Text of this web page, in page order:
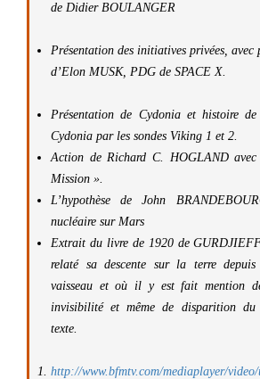
de Didier BOULANGER
Présentation des initiatives privées, avec
d’Elon MUSK, PDG de SPACE X.
Présentation de Cydonia et histoire
Cydonia par les sondes Viking 1 et 2.
Action de Richard C. HOGLAND
Mission ».
L’hypothèse de John
nucléaire sur Mars
Extrait du livre de 1920 de
relaté sa descente sur la terre
vaisseau et où il y est fait mention
invisibilité et même de disparition du
texte.
http://www.bfmtv.com/mediaplayer/